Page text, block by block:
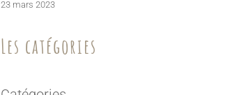
23 mars 2023
Les catégories